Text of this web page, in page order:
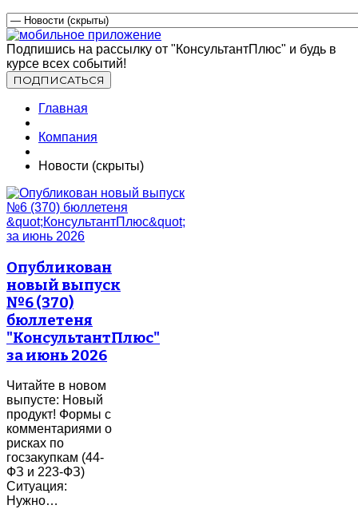
Подпишись на рассылку от "КонсультантПлюс" и будь в
курсе всех событий!
Главная
Компания
Новости (скрыты)
Опубликован
новый выпуск
№6 (370)
бюллетеня
"КонсультантПлюс"
за июнь 2026
Читайте в новом
выпусте: Новый
продукт! Формы с
комментариями о
рисках по
госзакупкам (44-
ФЗ и 223-ФЗ)
Ситуация:
Нужно…